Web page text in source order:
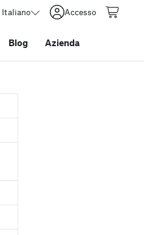
Italiano Accesso
Blog Azienda